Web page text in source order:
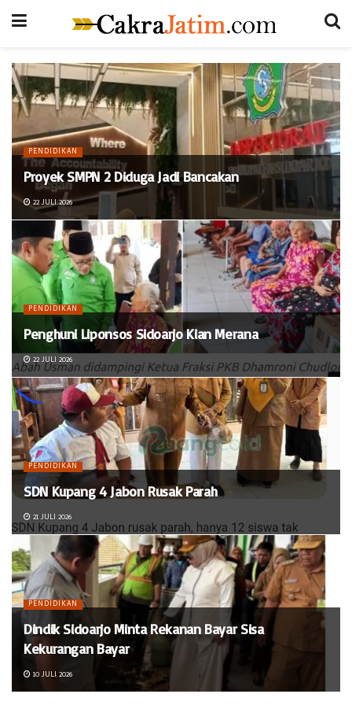
PENDIDIKAN
Proyek SMPN 2 Diduga Jadi Bancakan
22 JULI 2026
PENDIDIKAN
Penghuni Liponsos Sidoarjo Kian Merana
22 JULI 2026
PENDIDIKAN
SDN Kupang 4 Jabon Rusak Parah
21 JULI 2026
PENDIDIKAN
Dindik Sidoarjo Minta Rekanan Bayar Sisa
Kekurangan Bayar
10 JULI 2026